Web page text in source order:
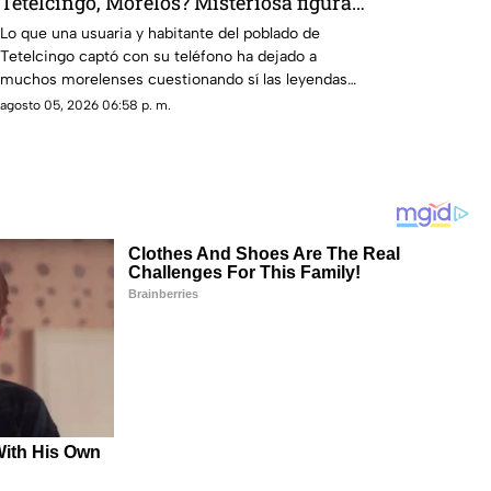
lamentos en Tetelcingo, Morelos,
estremecen las redes
Lo que una usuaria y habitante del poblado de
Tetelcingo captó con su teléfono ha dejado a
muchos morelenses cuestionando sí las leyendas
que se han contado de generación en generación
agosto 05, 2026 06:58 p. m.